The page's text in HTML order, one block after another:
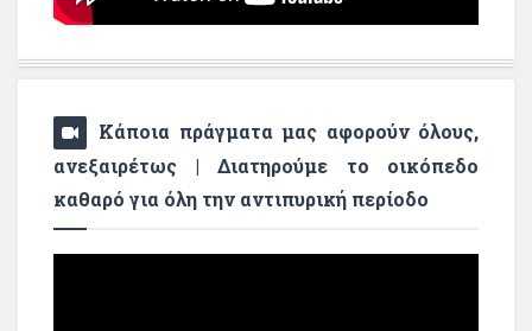
Κάποια πράγματα μας αφορούν όλους,
ανεξαιρέτως | Διατηρούμε το οικόπεδο
καθαρό για όλη την αντιπυρική περίοδο